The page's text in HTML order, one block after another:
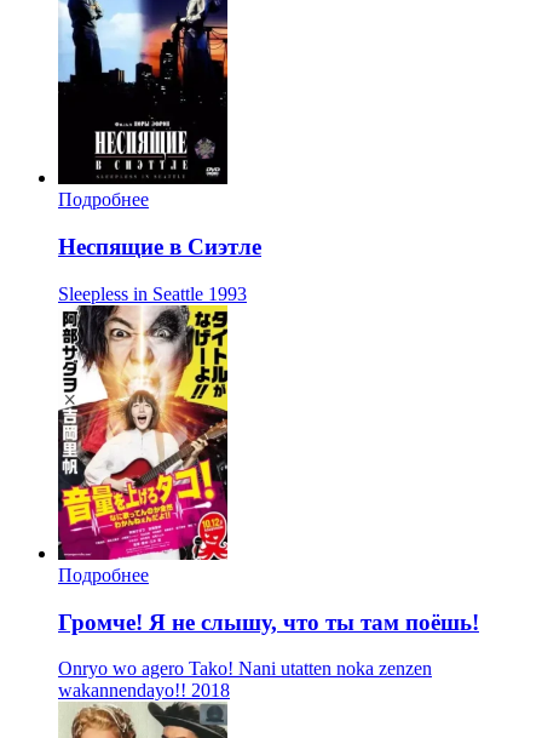
Подробнее
Неспящие в Сиэтле
Sleepless in Seattle 1993
Подробнее
Громче! Я не слышу, что ты там поёшь!
Onryo wo agero Tako! Nani utatten noka zenzen
wakannendayo!! 2018